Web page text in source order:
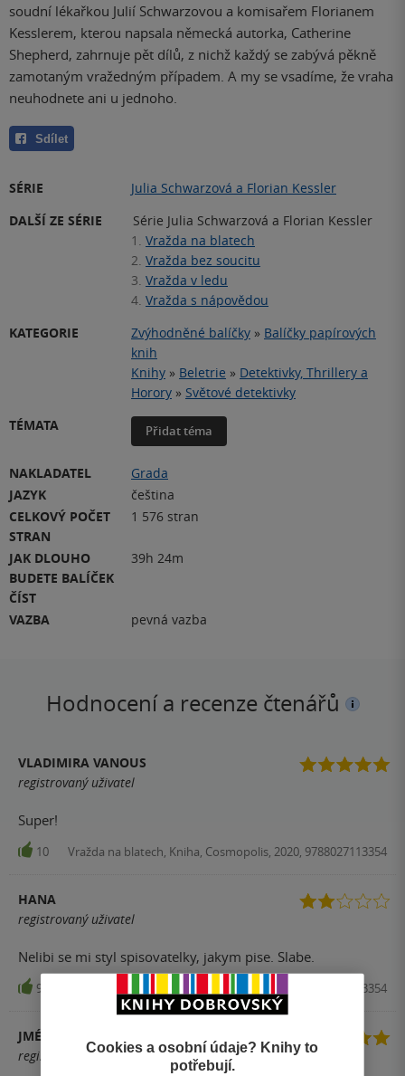
soudní lékařkou Julií Schwarzovou a komisařem Florianem
Kesslerem, kterou napsala německá autorka, Catherine
Shepherd, zahrnuje pět dílů, z nichž každý se zabývá pěkně
zamotaným vražedným případem. A my se vsadíme, že vraha
neuhodnete ani u jednoho.
Sdílet
SÉRIE
Julia Schwarzová a Florian Kessler
DALŠÍ ZE SÉRIE
Série Julia Schwarzová a Florian Kessler
1. Vražda na blatech
2. Vražda bez soucitu
3. Vražda v ledu
4. Vražda s nápovědou
KATEGORIE
Zvýhodněné balíčky » Balíčky papírových
knih
Knihy » Beletrie » Detektivky, Thrillery a
Horory » Světové detektivky
TÉMATA
Přidat téma
NAKLADATEL
Grada
JAZYK
čeština
CELKOVÝ POČET
STRAN
1 576 stran
JAK DLOUHO
BUDETE BALÍČEK
ČÍST
39h 24m
VAZBA pevná vazba
Hodnocení a recenze čtenářů
VLADIMIRA VANOUS
registrovaný uživatel
Super!
10 Vražda na blatech, Kniha, Cosmopolis, 2020, 9788027113354
HANA
registrovaný uživatel
Nelibi se mi styl spisovatelky, jakym pise. Slabe.
9 Vražda na blatech, Kniha, Cosmopolis, 2020, 9788027113354
JMÉNO PŘÍJMENÍ
registrovaný uživatel
Cookies a osobní údaje? Knihy to
potřebují.